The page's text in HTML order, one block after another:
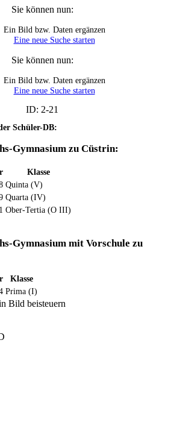
Sie können nun:
Ein Bild bzw. Daten ergänzen
Eine neue Suche starten
Sie können nun:
Ein Bild bzw. Daten ergänzen
Eine neue Suche starten
ID: 2-21
Schüler-DB:
Gymnasium zu Cüstrin:
Klasse
Quinta (V)
Quarta (IV)
Ober-Tertia (O III)
Gymnasium mit Vorschule zu
Klasse
Prima (I)
Bild beisteuern